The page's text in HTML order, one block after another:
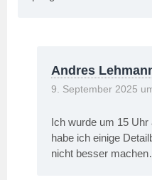
Andres
9. September 2025
Ich wurde um 15 Uhr
habe ich einige
nicht besser